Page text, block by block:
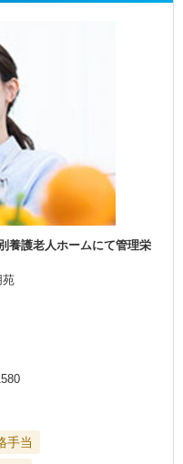
養護老人ホームにて管理栄
苑
手当